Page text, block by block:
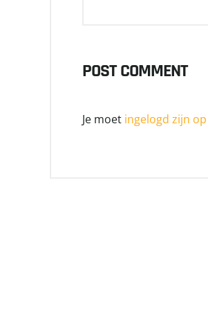
POST COMMENT
Je moet ingelogd zijn op